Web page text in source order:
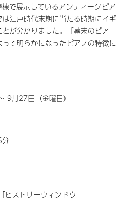
で展示しているアンティークピア
江戸時代末期に当たる時期にイギ
が分かりました。「幕末のピア
て明らかになったピアノの特徴に
9月27日（金曜日）
ストリーウィンドウ」